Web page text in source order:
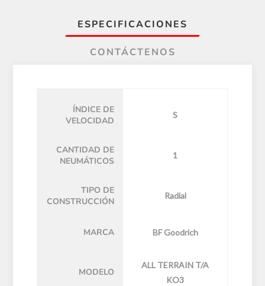
ESPECIFICACIONES
CONTÁCTENOS
ÍNDICE DE
VELOCIDAD
S
CANTIDAD DE
NEUMÁTICOS
1
TIPO DE
CONSTRUCCIÓN
Radial
MARCA BF Goodrich
MODELO
ALL TERRAIN T/A
KO3